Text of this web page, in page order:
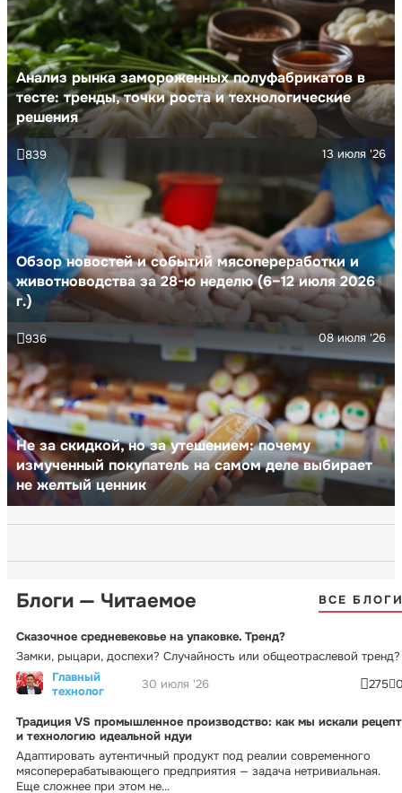
Анализ рынка замороженных полуфабрикатов в
тесте: тренды, точки роста и технологические
решения
Обзор новостей и событий мясопереработки и
животноводства за 28-ю неделю (6–12 июля 2026
г.)
13 июля '26
839
Не за скидкой, но за утешением: почему
измученный покупатель на самом деле выбирает
не желтый ценник
08 июля '26
936
Блоги — Читаемое ВСЕ
Сказочное средневековье на упаковке. Тренд?
Замки, рыцари, доспехи? Случайность или общеотраслевой тренд?
Главный
технолог
30 июля '26 275
Традиция VS промышленное производство: как мы искали рецепт
и технологию идеальной ндуи
Адаптировать аутентичный продукт под реалии современного
мясоперерабатывающего предприятия — задача нетривиальная.
Еще сложнее при этом не...